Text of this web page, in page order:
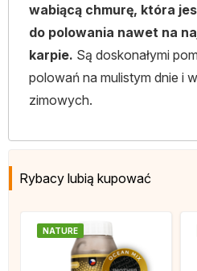
wabiącą chmurę, która
do polowania nawet na
karpie. Są doskonałymi
polowań na mulistym dnie i
zimowych.
Rybacy lubią kupować
NATURE